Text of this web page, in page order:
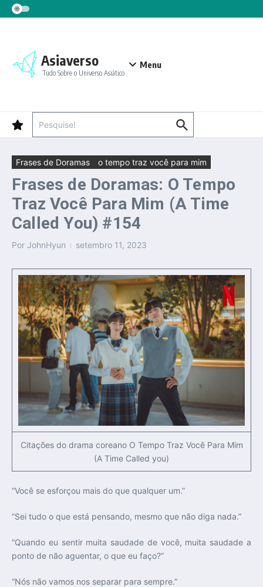
Ir para o conteúdo
Asiaverso
Tudo Sobre o Universo Asiático
Menu
Frases de Doramas o tempo traz você para mim
Frases de Doramas: O Tempo
Traz Você Para Mim (A Time
Called You) #154
Por JohnHyun setembro 11, 2023
Citações do drama coreano O Tempo Traz Você Para Mim
(A Time Called you)
“Você se esforçou mais do que qualquer um.”
“Sei tudo o que está pensando, mesmo que não diga nada.”
“Quando eu sentir muita saudade de você, muita saudade a
ponto de não aguentar, o que eu faço?”
“Nós não vamos nos separar para sempre.”